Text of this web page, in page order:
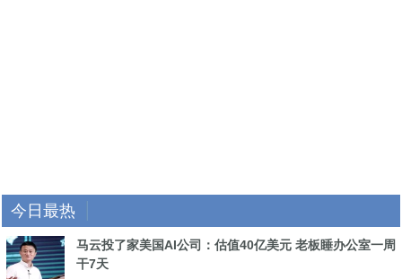
今日最热
马云投了家美国AI公司：估值40亿美元 老板睡办公室一周
干7天